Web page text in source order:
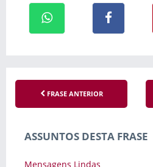
FRASE ANTERIOR
ASSUNTOS DESTA FRASE
Mensagens Lindas